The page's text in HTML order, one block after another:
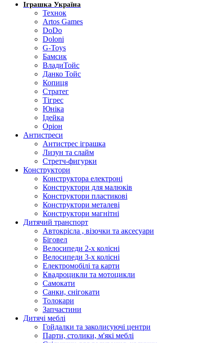
Іграшка Україна
Технок
Artos Games
DoDo
Doloni
G-Toys
Бамсик
ВладиТойс
Данко Тойс
Копиця
Стратег
Тігрес
Юніка
Ідейка
Оріон
Антистреси
Антистрес іграшка
Лизун та слайм
Стретч-фигурки
Конструктори
Конструктора електроні
Конструктори для малюків
Конструктори пластикові
Конструктори металеві
Конструктори магнітні
Дитячий транспорт
Автокрісла , візочки та аксесуари
Біговел
Велосипеди 2-х колісні
Велосипеди 3-х колісні
Електромобілі та карти
Квадроцикли та мотоцикли
Самокати
Санки, снігокати
Толокари
Запчастини
Дитячі меблі
Гойдалки та заколисуючі центри
Парти, столики, м'які меблі